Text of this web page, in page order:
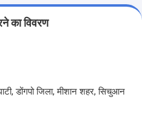
का विवरण
डोंगपो जिला, मीशान शहर, सिचुआन